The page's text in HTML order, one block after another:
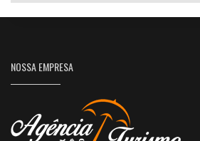
NOSSA EMPRESA